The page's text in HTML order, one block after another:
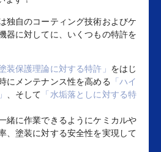
独自のコーティング技術およびケ
器に対してに、いくつもの特許を
塗装保護理論に対する特許」 をはじ
にメンテナンス性を高める
「ハイ
、そして 「水垢落としに対する特
緒に作業できるようにケミカルや
、塗装に対する安全性を実現して